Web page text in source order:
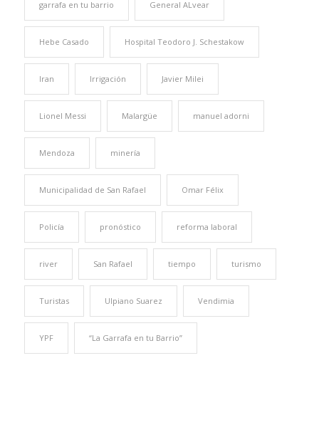
garrafa en tu barrio General ALvear
Hebe Casado Hospital Teodoro J. Schestakow
Iran Irrigación Javier Milei
Lionel Messi Malargüe manuel adorni
Mendoza minería
Municipalidad de San Rafael Omar Félix
Policía pronóstico reforma laboral
river San Rafael tiempo turismo
Turistas Ulpiano Suarez Vendimia
YPF “La Garrafa en tu Barrio”